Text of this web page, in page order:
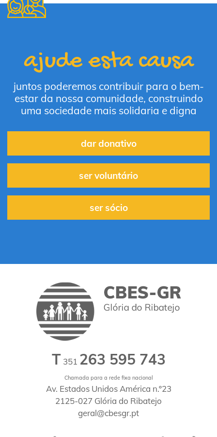
ajude esta causa
juntos poderemos contribuir para o bem-
estar da nossa comunidade, construindo
uma sociedade mais solidaria e digna
dar donativo
ser voluntário
ser sócio
T 351 263 595 743
Chamada para a rede fixa nacional
Av. Estados Unidos América n.º23
2125-027 Glória do Ribatejo
geral@cbesgr.pt